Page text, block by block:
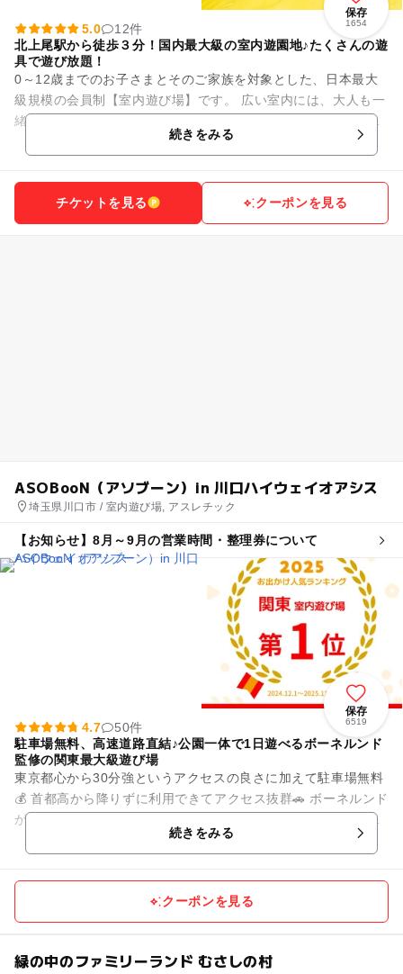
保存
1654
5.0
12件
北上尾駅から徒歩３分！国内最大級の室内遊園地♪たくさんの遊
具で遊び放題！
0～12歳までのお子さまとそのご家族を対象とした、日本最大
級規模の会員制【室内遊び場】です。 広い室内には、大人も一
緒に遊べる滑り台などのふわふわ遊具や、さまざまな種類のア
続きをみる
チケットを見る クーポンを見る
ASOBooN（アソブーン）in 川口ハイウェイオアシス
埼玉県川口市 / 室内遊び場, アスレチック
【お知らせ】8月～9月の営業時間・整理券について
保存
6519
4.7
50件
駐車場無料、高速道路直結♪公園一体で1日遊べるボーネルンド
監修の関東最大級遊び場
東京都心から30分強というアクセスの良さに加えて駐車場無料
💰 首都高から降りずに利用できてアクセス抜群🚗 ボーネルンド
がプロデュースした遊び場としては関東最大級の広さで開放感
続きをみる
クーポンを見る
緑の中のファミリーランド むさしの村